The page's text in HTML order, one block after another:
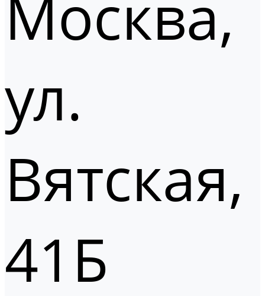
Москва,
ул.
Вятская,
41Б